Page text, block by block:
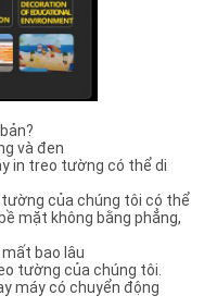
và đen
in treo tường có thể di
tường của chúng tôi có thể
mặt không bằng phẳng,
bao lâu
tường của chúng tôi.
máy có chuyển động